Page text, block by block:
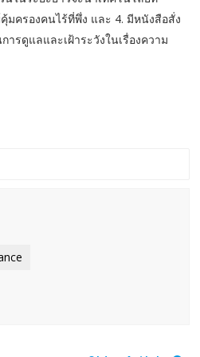
มครองคนไร้ที่พึ่ง และ 4. มีหนังสือสั่ง
รดูแลและเฝ้าระวังในเรื่องความ